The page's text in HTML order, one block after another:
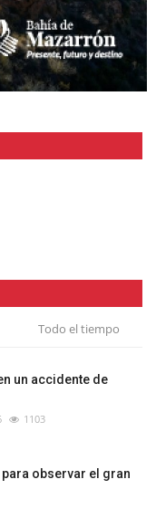
Todo el tiempo
un accidente de
1103
observar el gran